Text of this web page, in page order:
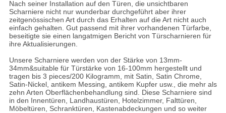
Nach seiner Installation auf den Türen, die unsichtbaren
Scharniere nicht nur wunderbar durchgeführt aber ihrer
zeitgenössischen Art durch das Erhalten auf die Art nicht auch
einfach gehalten. Gut passend mit ihrer vorhandenen Türfarbe,
beseitigte sie einen langatmigen Bericht von Türscharnieren für
ihre Aktualisierungen.
Unsere Scharniere werden von der Stärke von 13mm-
34mm&suitable für Türstärke von 16-100mm hergestellt und
tragen bis 3 pieces/200 Kilogramm, mit Satin, Satin Chrome,
Satin-Nickel, antikem Messing, antikem Kupfer usw., die mehr als
zehn Arten Oberflächenbehandlung sind. Diese Scharniere sind
in den Innentüren, Landhaustüren, Hotelzimmer, Falttüren,
Möbeltüren, Schranktüren, Kastenabdeckungen und so weiter